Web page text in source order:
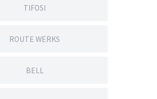
TIFOSI
ROUTE WERKS
BELL